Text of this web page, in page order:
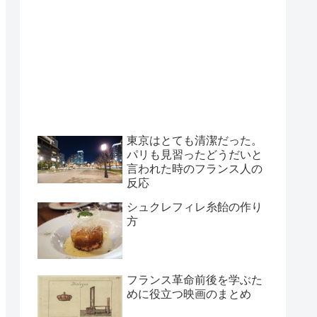
東京はとても清潔だった。
パリも見習ったどうだいと
言われた時のフランス人の
反応
シュクレフィレ糸飴の作り
方
フランス革命前後を学ぶた
めに役立つ映画のまとめ